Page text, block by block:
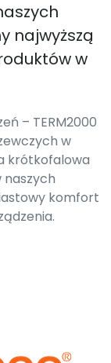
najwyższą
w
– TERM2000
w
krótkofalowa
naszych
komfort